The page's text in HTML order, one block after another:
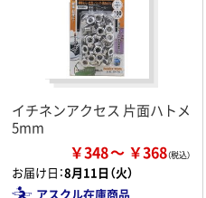
イチネンアクセス 片面ハトメ
5mm
￥348 ￥368
お届け日：8月11日（火）
アスクル在庫商品